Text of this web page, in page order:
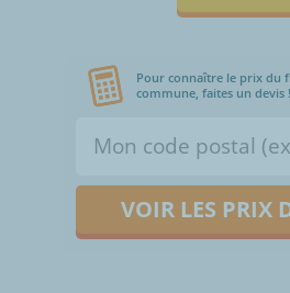
Pour connaître le prix du
commune, faites un devis !
VOIR LES PRIX